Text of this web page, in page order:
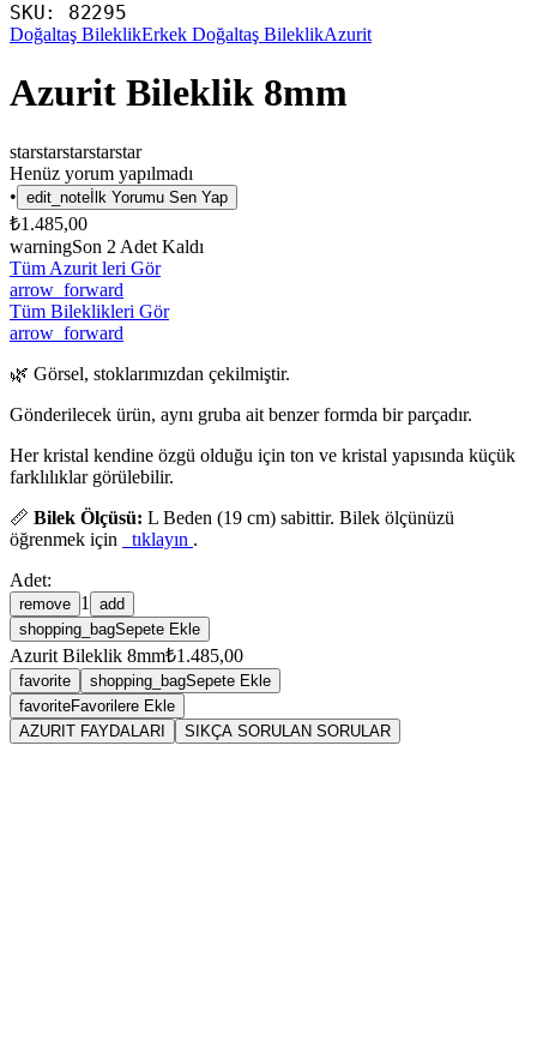
SKU: 82295
Doğaltaş BileklikErkek Doğaltaş BileklikAzurit
Azurit Bileklik 8mm
starstarstarstarstar
Henüz yorum yapılmadı
• edit_note İlk Yorumu Sen Yap
₺1.485,00
warningSon 2 Adet Kaldı
Tüm Azurit leri Gör
arrow_forward
Tüm Bileklikleri Gör
arrow_forward
🌿 Görsel, stoklarımızdan çekilmiştir.
Gönderilecek ürün, aynı gruba ait benzer formda bir parçadır.
Her kristal kendine özgü olduğu için ton ve kristal yapısında küçük
farklılıklar görülebilir.
📏 Bilek Ölçüsü: L Beden (19 cm) sabittir. Bilek ölçünüzü
öğrenmek için
tıklayın .
Adet:
remove 1
add
shopping_bagSepete Ekle
Azurit Bileklik 8mm₺1.485,00
favorite shopping_bagSepete Ekle
favoriteFavorilere Ekle
AZURIT FAYDALARI
SIKÇA SORULAN SORULAR